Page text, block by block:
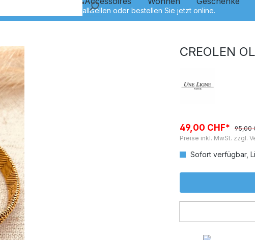
CREOLEN
49,00 CHF* 95,00
Preise inkl. MwSt. zzgl.
Sofort verfügbar,